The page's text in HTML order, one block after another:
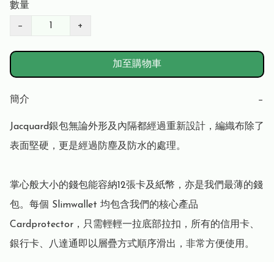
數量
− +
加至購物車
簡介 −
Jacquard銀包無論外形及內隔都經過重新設計，編織布除了
表面堅硬，更是經過防塵及防水的處理。
掌心般大小的錢包能容納12張卡及紙幣，亦是我們最薄的錢
包。每個 Slimwallet 均包含我們的核心產品
Cardprotector，只需輕輕一拉底部拉扣，所有的信用卡、
銀行卡、八達通即以層疊方式順序滑出，非常方便使用。